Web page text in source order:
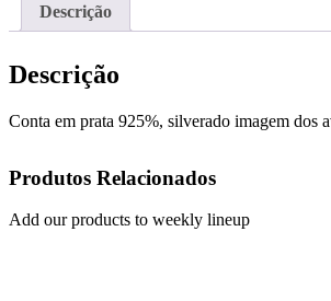
Descrição
Descrição
Conta em prata 925%, silverado imagem dos
Produtos Relacionados
Add our products to weekly lineup